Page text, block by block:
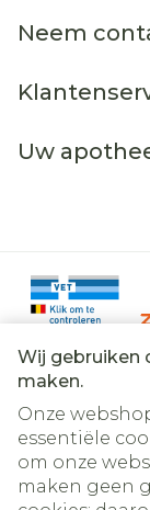
Wij gebruiken
maken.
Onze
essentiële
om onze
maken geen
Neem
Uw
Juridische links